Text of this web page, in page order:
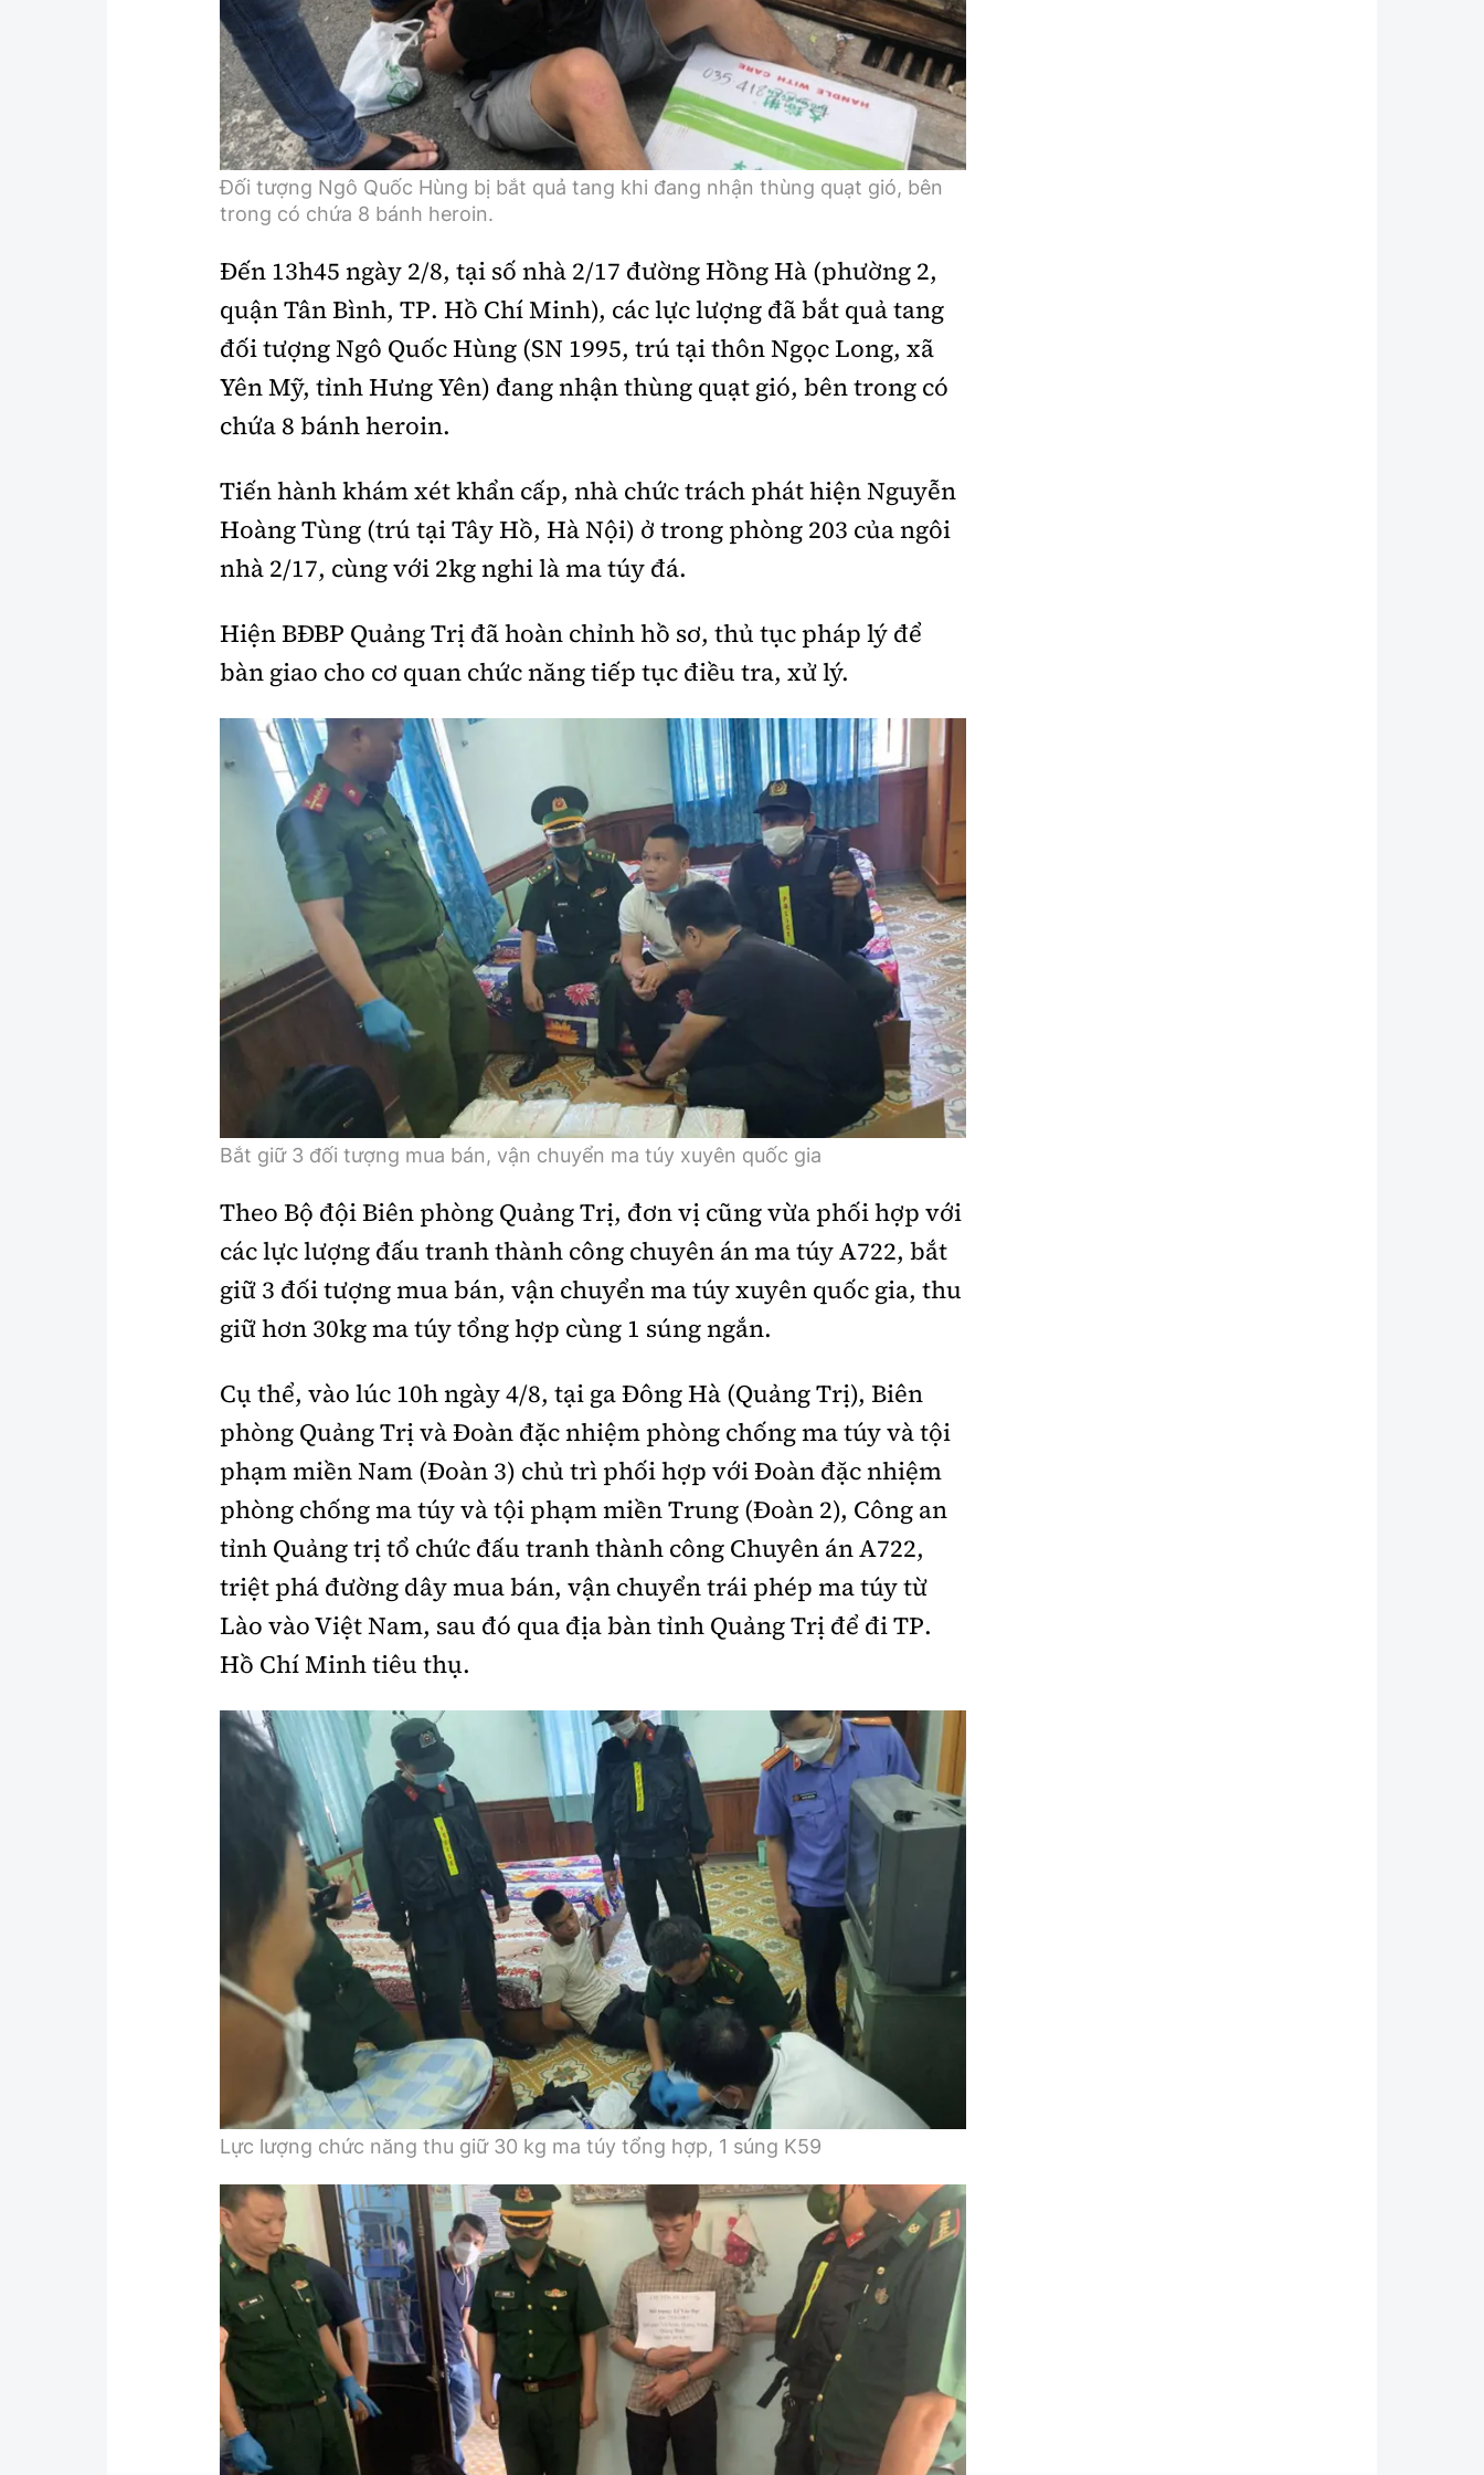
Đối tượng Ngô Quốc Hùng bị bắt quả tang khi đang nhận thùng quạt gió, bên
trong có chứa 8 bánh heroin.
Đến 13h45 ngày 2/8, tại số nhà 2/17 đường Hồng Hà (phường 2,
quận Tân Bình, TP. Hồ Chí Minh), các lực lượng đã bắt quả tang
đối tượng Ngô Quốc Hùng (SN 1995, trú tại thôn Ngọc Long, xã
Yên Mỹ, tỉnh Hưng Yên) đang nhận thùng quạt gió, bên trong có
chứa 8 bánh heroin.
Tiến hành khám xét khẩn cấp, nhà chức trách phát hiện Nguyễn
Hoàng Tùng (trú tại Tây Hồ, Hà Nội) ở trong phòng 203 của ngôi
nhà 2/17, cùng với 2kg nghi là ma túy đá.
Hiện BĐBP Quảng Trị đã hoàn chỉnh hồ sơ, thủ tục pháp lý để
bàn giao cho cơ quan chức năng tiếp tục điều tra, xử lý.
Bắt giữ 3 đối tượng mua bán, vận chuyển ma túy xuyên quốc gia
Theo Bộ đội Biên phòng Quảng Trị, đơn vị cũng vừa phối hợp với
các lực lượng đấu tranh thành công chuyên án ma túy A722, bắt
giữ 3 đối tượng mua bán, vận chuyển ma túy xuyên quốc gia, thu
giữ hơn 30kg ma túy tổng hợp cùng 1 súng ngắn.
Cụ thể, vào lúc 10h ngày 4/8, tại ga Đông Hà (Quảng Trị), Biên
phòng Quảng Trị và Đoàn đặc nhiệm phòng chống ma túy và tội
phạm miền Nam (Đoàn 3) chủ trì phối hợp với Đoàn đặc nhiệm
phòng chống ma túy và tội phạm miền Trung (Đoàn 2), Công an
tỉnh Quảng trị tổ chức đấu tranh thành công Chuyên án A722,
triệt phá đường dây mua bán, vận chuyển trái phép ma túy từ
Lào vào Việt Nam, sau đó qua địa bàn tỉnh Quảng Trị để đi TP.
Hồ Chí Minh tiêu thụ.
Lực lượng chức năng thu giữ 30 kg ma túy tổng hợp, 1 súng K59